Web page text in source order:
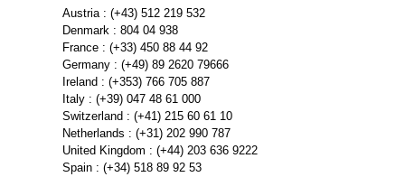
Austria : (+43) 512 219 532
Denmark : 804 04 938
France : (+33) 450 88 44 92
Germany : (+49) 89 2620 79666
Ireland : (+353) 766 705 887
Italy : (+39) 047 48 61 000
Switzerland : (+41) 215 60 61 10
Netherlands : (+31) 202 990 787
United Kingdom : (+44) 203 636 9222
Spain : (+34) 518 89 92 53